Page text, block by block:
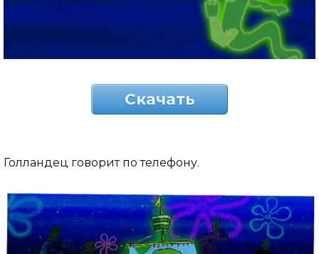
Скачать
Голландец говорит по телефону.